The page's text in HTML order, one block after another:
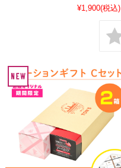
¥1,900(税込)